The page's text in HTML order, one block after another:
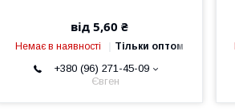
від 5,60 ₴
Немає в наявності Тільки оптом
+380 (96) 271-45-09
Євген